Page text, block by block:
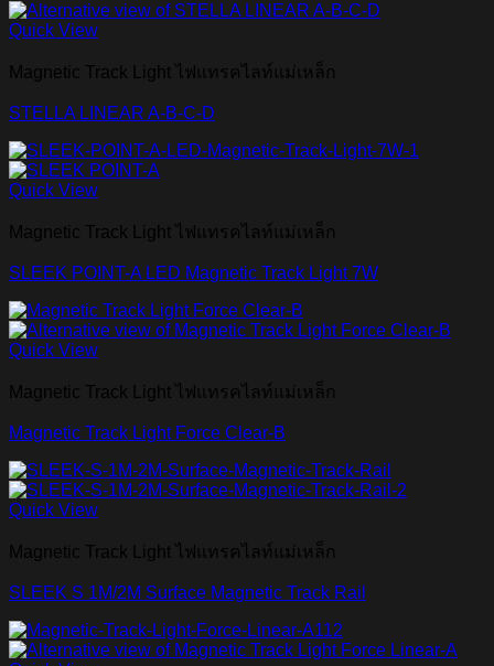
Quick View
Magnetic Track Light ไฟแทรคไลท์แม่เหล็ก
STELLA LINEAR A-B-C-D
Quick View
Magnetic Track Light ไฟแทรคไลท์แม่เหล็ก
SLEEK POINT-A LED Magnetic Track Light 7W
Quick View
Magnetic Track Light ไฟแทรคไลท์แม่เหล็ก
Magnetic Track Light Force Clear-B
Quick View
Magnetic Track Light ไฟแทรคไลท์แม่เหล็ก
SLEEK S 1M/2M Surface Magnetic Track Rail